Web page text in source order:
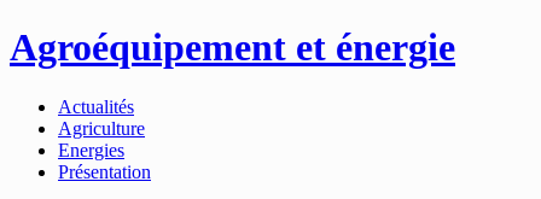
Passer
au
Agroéquipement et énergie
Actualités
Agriculture
Energies
Présentation